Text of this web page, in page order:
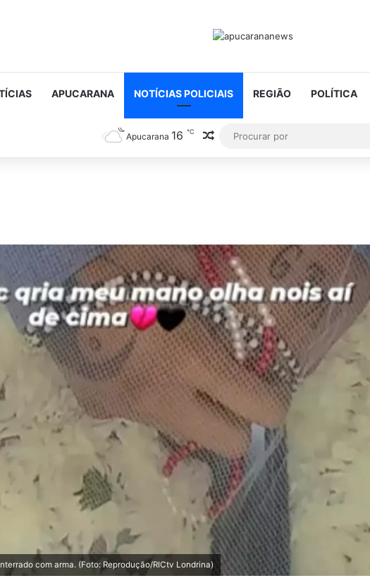
APUCARANA NOTÍCIAS POLICIAIS REGIÃO POLÍTICA
Apucarana 16 ℃ Artigo aleatório
com arma. (Foto: Reprodução/RICtv Londrina)